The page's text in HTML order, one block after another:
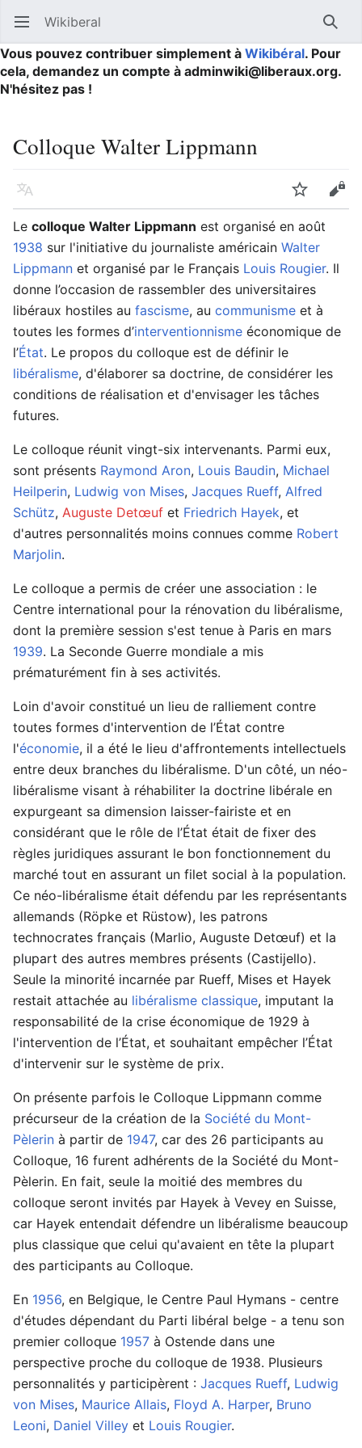
Ouvrir le menu principal Wikiberal
Vous pouvez contribuer simplement à Wikibéral. Pour
cela, demandez un compte à adminwiki@liberaux.org.
N'hésitez pas !
Colloque Walter Lippmann
Langue Suivre
Le colloque Walter Lippmann est organisé en août
1938 sur l'initiative du journaliste américain Walter
Lippmann et organisé par le Français Louis Rougier. Il
donne l’occasion de rassembler des universitaires
libéraux hostiles au fascisme, au communisme et à
toutes les formes d’interventionnisme économique de
l’État. Le propos du colloque est de définir le
libéralisme, d'élaborer sa doctrine, de considérer les
conditions de réalisation et d'envisager les tâches
futures.
Le colloque réunit vingt-six intervenants. Parmi eux,
sont présents Raymond Aron, Louis Baudin, Michael
Heilperin, Ludwig von Mises, Jacques Rueff, Alfred
Schütz, Auguste Detœuf et Friedrich Hayek, et
d'autres personnalités moins connues comme Robert
Marjolin.
Le colloque a permis de créer une association : le
Centre international pour la rénovation du libéralisme,
dont la première session s'est tenue à Paris en mars
1939. La Seconde Guerre mondiale a mis
prématurément fin à ses activités.
Loin d'avoir constitué un lieu de ralliement contre
toutes formes d'intervention de l’État contre
l'économie, il a été le lieu d'affrontements intellectuels
entre deux branches du libéralisme. D'un côté, un néo-
libéralisme visant à réhabiliter la doctrine libérale en
expurgeant sa dimension laisser-fairiste et en
considérant que le rôle de l’État était de fixer des
règles juridiques assurant le bon fonctionnement du
marché tout en assurant un filet social à la population.
Ce néo-libéralisme était défendu par les représentants
allemands (Röpke et Rüstow), les patrons
technocrates français (Marlio, Auguste Detœuf) et la
plupart des autres membres présents (Castijello).
Seule la minorité incarnée par Rueff, Mises et Hayek
restait attachée au libéralisme classique, imputant la
responsabilité de la crise économique de 1929 à
l'intervention de l’État, et souhaitant empêcher l’État
d'intervenir sur le système de prix.
On présente parfois le Colloque Lippmann comme
précurseur de la création de la Société du Mont-
Pèlerin à partir de 1947, car des 26 participants au
Colloque, 16 furent adhérents de la Société du Mont-
Pèlerin. En fait, seule la moitié des membres du
colloque seront invités par Hayek à Vevey en Suisse,
car Hayek entendait défendre un libéralisme beaucoup
plus classique que celui qu'avaient en tête la plupart
des participants au Colloque.
En 1956, en Belgique, le Centre Paul Hymans - centre
d'études dépendant du Parti libéral belge - a tenu son
premier colloque 1957 à Ostende dans une
perspective proche du colloque de 1938. Plusieurs
personnalités y participèrent : Jacques Rueff, Ludwig
von Mises, Maurice Allais, Floyd A. Harper, Bruno
Leoni, Daniel Villey et Louis Rougier.